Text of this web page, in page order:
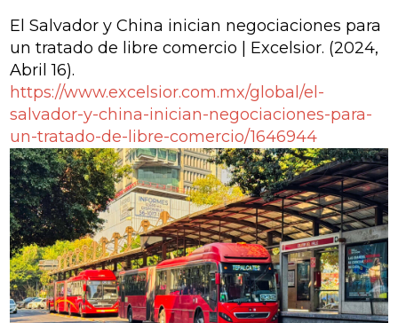
El Salvador y China inician negociaciones para
un tratado de libre comercio | Excelsior. (2024,
Abril 16).
https://www.excelsior.com.mx/global/el-
salvador-y-china-inician-negociaciones-para-
un-tratado-de-libre-comercio/1646944